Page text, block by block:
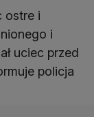
ostre i
i
uciec przed
policja